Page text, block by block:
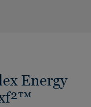
Energy